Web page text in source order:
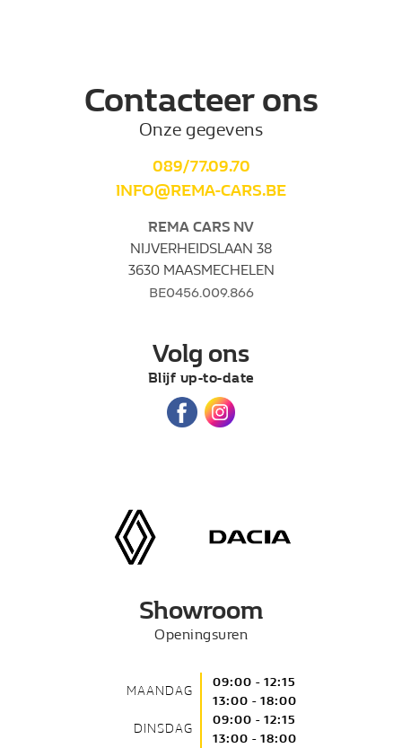
Contacteer ons
Onze gegevens
089/77.09.70
INFO@REMA-CARS.BE
REMA CARS NV
NIJVERHEIDSLAAN 38
3630 MAASMECHELEN
BE0456.009.866
Volg ons
Blijf up-to-date
Showroom
Openingsuren
MAANDAG
09:00 - 12:15
13:00 - 18:00
DINSDAG
09:00 - 12:15
13:00 - 18:00